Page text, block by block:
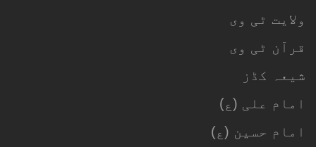
ولایت ٹی وی
قرآن ٹی وی
شیعہ کڈز
امام علی (ع)
امام حسین (ع)